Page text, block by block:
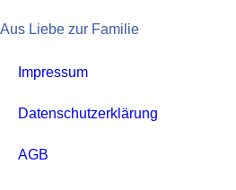
Aus Liebe zur Familie
Impressum
Datenschutzerklärung
AGB